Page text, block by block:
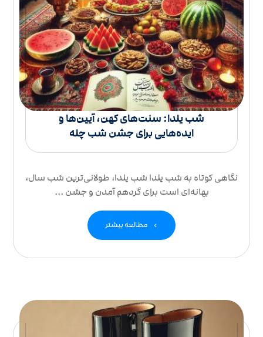
شب یلدا: سنت‌های کهن، آیین‌ها و
ایده‌هایی برای جشن شب چله
نگاهی کوتاه به شب یلدا شب یلدا، طولانی‌ترین شب سال،
بهانه‌ای است برای گردهم آمدن و جشن ...
مطالعه بیشتر